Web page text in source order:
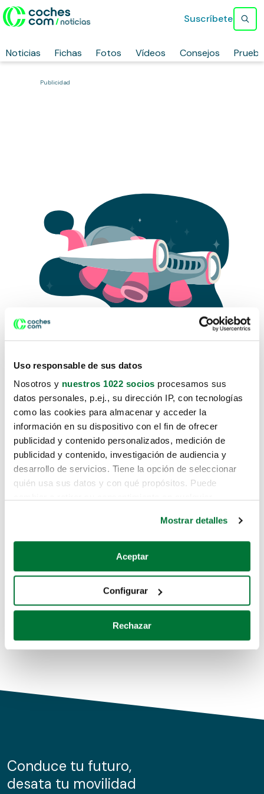
Uso responsable de sus datos
Nosotros y nuestros 1022 socios procesamos sus
datos personales, p.ej., su dirección IP, con tecnologías
como las cookies para almacenar y acceder la
información en su dispositivo con el fin de ofrecer
publicidad y contenido personalizados, medición de
publicidad y contenido, investigación de audiencia y
desarrollo de servicios. Tiene la opción de seleccionar
quién usa sus datos y con qué propósitos. Puede
Si lo permite, también quisiéramos:
Recopilar información sobre su ubicación geográfica
Identificar su dispositivo analizándolo activamente
para buscar características específicas (huellas
Obtenga más información sobre cómo se procesan sus
de cookies.
información sobre el uso que haga del sitio web con
nuestros partners de redes sociales, publicidad y análisis
Mostrar detalles
Aceptar
Configurar
Rechazar
Noticias Fichas Fotos Vídeos Consejos
Suscríbete
Publicidad
Lo sentimos, no sabemos como
te hemos traido hasta aquí.
Pero puedes encontrar el coche que estás
buscando en alguno de estos enlaces:
Coches de segunda mano
Coches de km0
Conduce tu futuro,
desata tu movilidad